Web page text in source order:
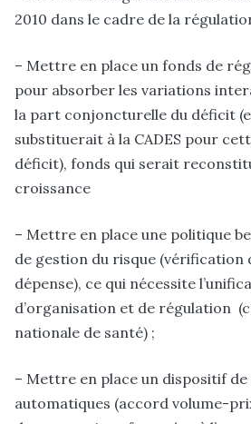
2010 dans le cadre de la
– Mettre en place un fonds de
pour absorber les variations
la part conjoncturelle du déficit
substituerait à la CADES pour
déficit), fonds qui serait
croissance
– Mettre en place une politique
de gestion du risque (vérification
dépense), ce qui nécessite
d’organisation et de régulation
nationale de santé) ;
– Mettre en place un dispositif
automatiques (accord volume-